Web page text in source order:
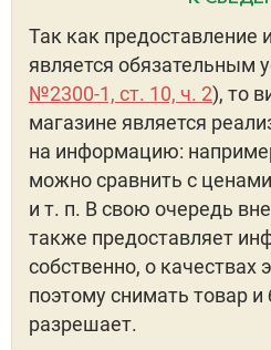
Так как предоставление
является обязательным
№2300-1, ст. 10, ч. 2), то
магазине является
на информацию:
можно сравнить с
и т. п. В свою очередь
также предоставляет
собственно, о качествах
поэтому снимать товар и
разрешает.